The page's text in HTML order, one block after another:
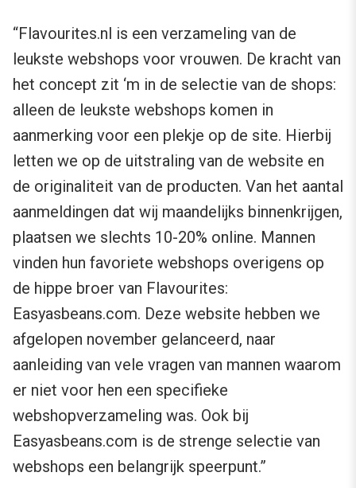
“Flavourites.nl is een verzameling van de
leukste webshops voor vrouwen. De kracht van
het concept zit ‘m in de selectie van de shops:
alleen de leukste webshops komen in
aanmerking voor een plekje op de site. Hierbij
letten we op de uitstraling van de website en
de originaliteit van de producten. Van het aantal
aanmeldingen dat wij maandelijks binnenkrijgen,
plaatsen we slechts 10-20% online. Mannen
vinden hun favoriete webshops overigens op
de hippe broer van Flavourites:
Easyasbeans.com. Deze website hebben we
afgelopen november gelanceerd, naar
aanleiding van vele vragen van mannen waarom
er niet voor hen een specifieke
webshopverzameling was. Ook bij
Easyasbeans.com is de strenge selectie van
webshops een belangrijk speerpunt.”